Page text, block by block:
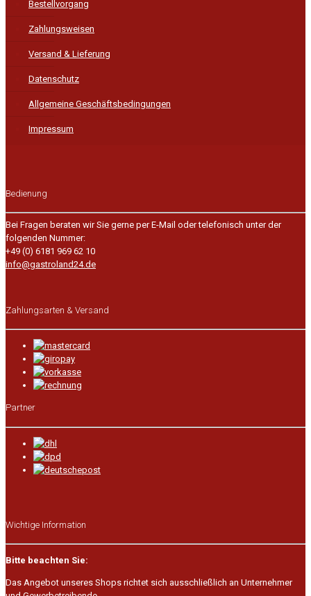
Bestellvorgang
Zahlungsweisen
Versand & Lieferung
Datenschutz
Allgemeine Geschäftsbedingungen
Impressum
Bedienung
Bei Fragen beraten wir Sie gerne per E-Mail oder telefonisch unter der
folgenden Nummer:
+49 (0) 6181 969 62 10
info@gastroland24.de
Zahlungsarten & Versand
Partner
Wichtige Information
Bitte beachten Sie:
Das Angebot unseres Shops richtet sich ausschließlich an Unternehmer